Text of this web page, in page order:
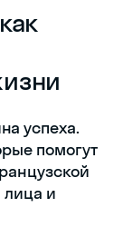
успеха.
помогут
лица и